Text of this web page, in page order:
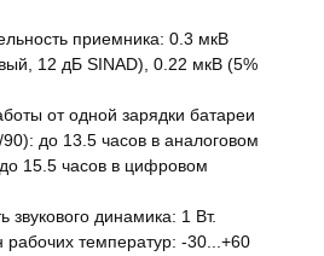
приемника: 0.3 мкВ
12 дБ SINAD), 0.22 мкВ (5%
от одной зарядки батареи
до 13.5 часов в аналоговом
15.5 часов в цифровом
звукового динамика: 1 Вт.
рабочих температур: -30...+60